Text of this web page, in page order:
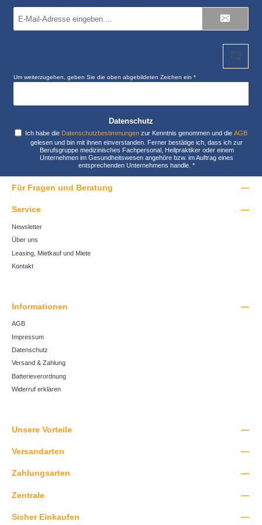
Anzeige für Aufnahmebereitschaft und spezielle
dazu verpflichtet, eine Einweisung in die sachgerechte
Deutschland: 80000 - 87xxx; 89xxx; 93000 - 94xxx
Österreich: 1000 - 99xx Es wird zum Betrieb von custo
Geräten die "custo diagnostic" Software benötigt. Für
die Langzeit-EKG Auswertung wird zusätzlich die "custo
tera" Software benötigt.
Mail-
Um weiterzugehen, geben Sie die oben abgebildeten Zeichen ein*
Datenschutz
Ich habe die Datenschutzbestimmungen zur Kenntnis genommen und dieAGB
gelesen und bin mit ihnen einverstanden. Ferner bestätige ich, dass ich zur
Berufsgruppe medizinisches Fachpersonal, Heilpraktiker oder einem
Unternehmen im Gesundheitswesen angehöre bzw. im Auftrag eines
entsprechenden Unternehmens handle.*
Für Fragen und Beratung
Unsere Vorteile
Zentrale
Sicher Einkaufen
Service
Newsletter
Über uns
Leasing, Mietkauf und Miete
Kontakt
Informationen
AGB
Impressum
Datenschutz
Versand & Zahlung
Batterieverordnung
Widerruf erklären
Versandarten
Zahlungsarten